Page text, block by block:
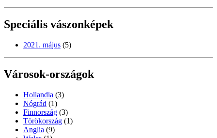
Speciális vászonképek
2021. május (5)
Városok-országok
Hollandia (3)
Nógrád (1)
Finnország (3)
Törökország (1)
Anglia (9)